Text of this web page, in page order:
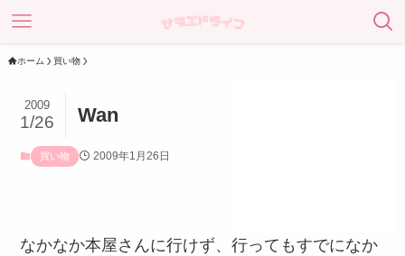
ホーム 買い物
Wan
2009
1/26
買い物 2009年1月26日
なかなか本屋さんに行けず、行ってもすでになか